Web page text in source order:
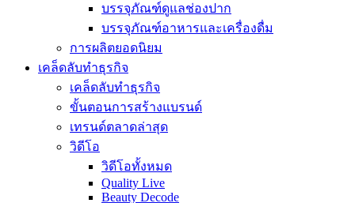
บรรจุภัณฑ์ดูแลช่องปาก
บรรจุภัณฑ์อาหารและเครื่องดื่ม
การผลิตยอดนิยม
เคล็ดลับทำธุรกิจ
เคล็ดลับทำธุรกิจ
ขั้นตอนการสร้างแบรนด์
เทรนด์ตลาดล่าสุด
วิดีโอ
วิดีโอทั้งหมด
Quality Live
Beauty Decode